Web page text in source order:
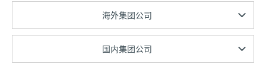
海外集团公司
国内集团公司